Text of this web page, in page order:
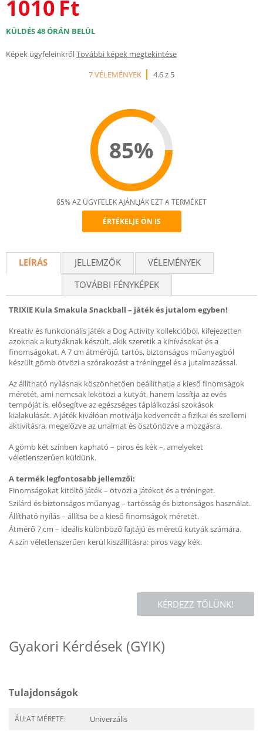
1010 Ft
KÜLDÉS 48 ÓRÁN BELÜL
Képek ügyfeleinkrőlTovábbi képek megtekintése
7 VÉLEMÉNYEK
4.6 z 5
85%
Recommend
85% AZ ÜGYFELEK AJÁNLJÁK EZT A TERMÉKET
ÉRTÉKELJE ÖN IS
LEÍRÁS JELLEMZŐK
VÉLEMÉNYEK
TOVÁBBI FÉNYKÉPEK
TRIXIE Kula Smakula Snackball – játék és jutalom egyben!
Kreatív és funkcionális játék a Dog Activity kollekcióból, kifejezetten
azoknak a kutyáknak készült, akik szeretik a kihívásokat és a
finomságokat. A 7 cm átmérőjű, tartós, biztonságos műanyagból
készült gömb ötvözi a szórakozást a tréninggel és a jutalmazással.
Az állítható nyílásnak köszönhetően beállíthatja a kieső finomságok
méretét, ami nemcsak lekötözi a kutyát, hanem lassítja az evés
tempóját is, elősegítve az egészséges táplálkozási szokások
kialakulását. A játék kiválóan motiválja kedvencét a fizikai és szellemi
aktivitásra, megelőzve az unalmat és ösztönözve a mozgásra.
A gömb két színben kapható – piros és kék –, amelyeket
véletlenszerűen küldünk.
A termék legfontosabb jellemzői:
Finomságokat kitöltő játék – ötvözi a játékot és a tréninget.
Szilárd és biztonságos műanyag – tartósság és biztonságos használat.
Állítható nyílás – állítsa be a kieső finomságok méretét.
Átmérő 7 cm – ideális különböző fajtájú és méretű kutyák számára.
A szín véletlenszerűen kerül kiszállításra: piros vagy kék.
KÉRDEZZ TŐLÜNK!
Gyakori Kérdések (GYIK)
Tulajdonságok
ÁLLAT MÉRETE: Univerzális